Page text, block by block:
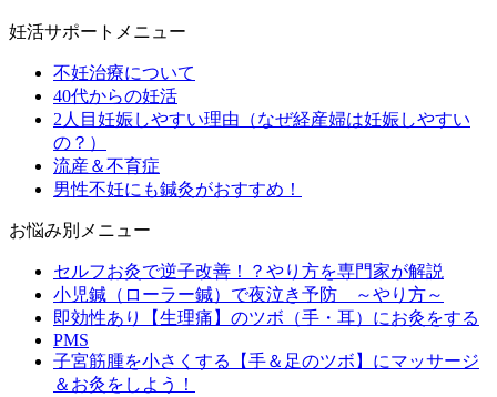
妊活サポートメニュー
不妊治療について
40代からの妊活
2人目妊娠しやすい理由（なぜ経産婦は妊娠しやすい
の？）
流産＆不育症
男性不妊にも鍼灸がおすすめ！
お悩み別メニュー
セルフお灸で逆子改善！？やり方を専門家が解説
小児鍼（ローラー鍼）で夜泣き予防 ～やり方～
即効性あり【生理痛】のツボ（手・耳）にお灸をする
PMS
子宮筋腫を小さくする【手＆足のツボ】にマッサージ
＆お灸をしよう！